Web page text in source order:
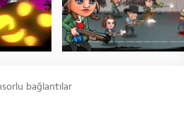
bağlantılar